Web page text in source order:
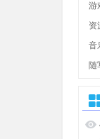
游
资
音
随